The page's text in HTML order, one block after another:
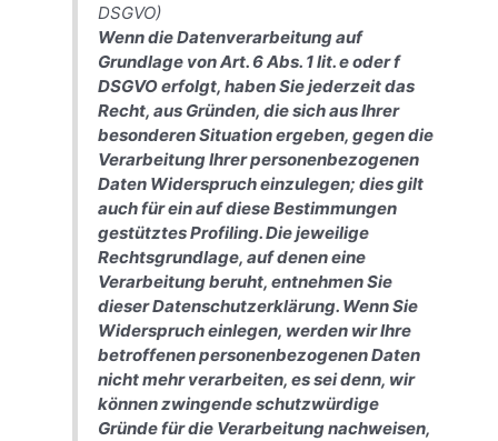
DSGVO)
Wenn die Datenverarbeitung auf
Grundlage von Art. 6 Abs. 1 lit. e oder f
DSGVO erfolgt, haben Sie jederzeit das
Recht, aus Gründen, die sich aus Ihrer
besonderen Situation ergeben, gegen die
Verarbeitung Ihrer personenbezogenen
Daten Widerspruch einzulegen; dies gilt
auch für ein auf diese Bestimmungen
gestütztes Profiling. Die jeweilige
Rechtsgrundlage, auf denen eine
Verarbeitung beruht, entnehmen Sie
dieser Datenschutzerklärung. Wenn Sie
Widerspruch einlegen, werden wir Ihre
betroffenen personenbezogenen Daten
nicht mehr verarbeiten, es sei denn, wir
können zwingende schutzwürdige
Gründe für die Verarbeitung nachweisen,